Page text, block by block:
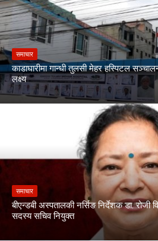
समाचार
काडाघारीमा गान्धी तुलसी मेहर हस्पिटल
लक्ष्य
समाचार
बीएन्डबी अस्पतालकी नर्सिङ निर्देशक डा. रोजी
सदस्य सचिव नियुक्त